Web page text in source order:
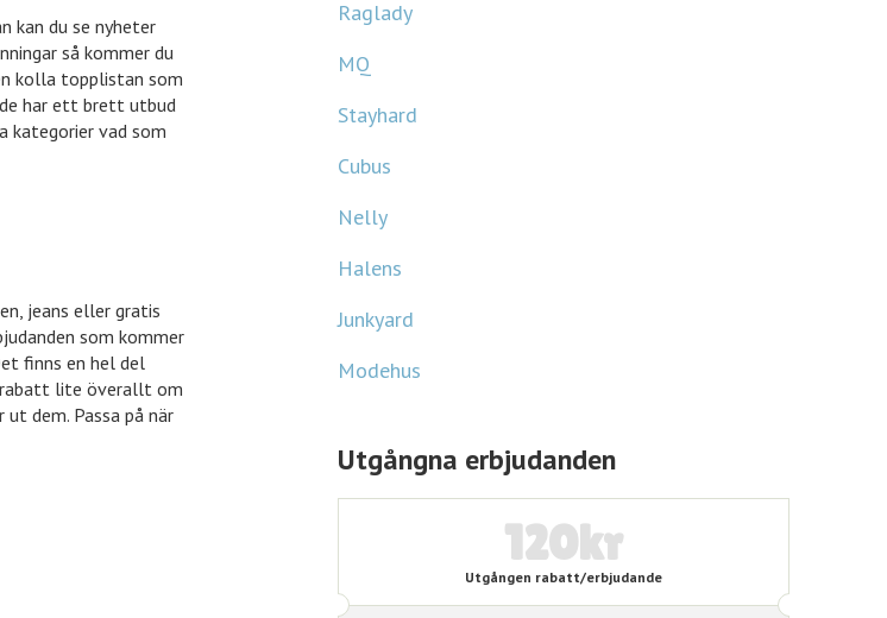
kan du se nyheter
så kommer du
kolla topplistan som
har ett brett utbud
kategorier vad som
jeans eller gratis
som kommer
finns en hel del
rabatt lite överallt om
dem. Passa på när
Intimissimi
Lindex
Raglady
MQ
Stayhard
Cubus
Nelly
Halens
Modehus
Utgångna erbjudanden